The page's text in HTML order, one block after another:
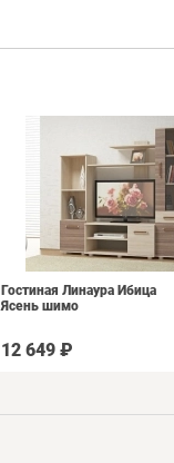
Гостиная Линаура Ибица
Ясень шимо
12 649 ₽